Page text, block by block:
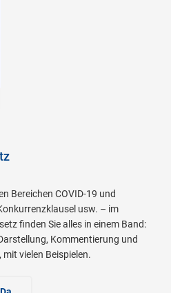
Bereichen COVID-19 und
usw. – im
finden Sie alles in einem Band:
Kommentierung und
vielen Beispielen.